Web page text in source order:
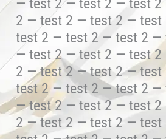
2 — test 2 — test 2 —
test 2 — test 2 — test 2 —
— test 2 — test 2 — test
2 — test 2 — test 2 —
test 2 — test 2 — test 2 —
— test 2 — test 2 — test
2 — test 2 — test 2 —